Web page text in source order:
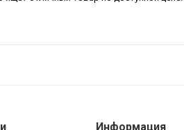
Информация